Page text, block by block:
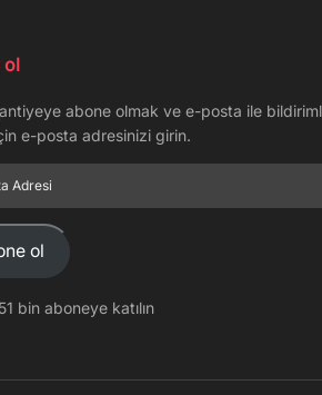
ol
abone olmak ve e-posta ile
e-posta adresinizi girin.
ol
bin aboneye katılın